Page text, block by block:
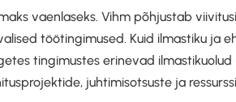
vaenlaseks. Vihm põhjustab
töötingimused. Kuid ilmastiku ja
tingimustes erinevad
juhtimisotsuste ja